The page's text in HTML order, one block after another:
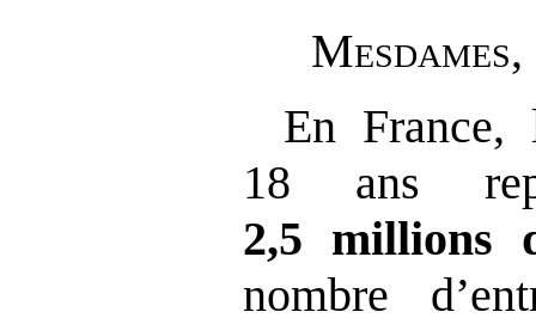
Mesdames
En
18 ans
2,5 millions
nombre